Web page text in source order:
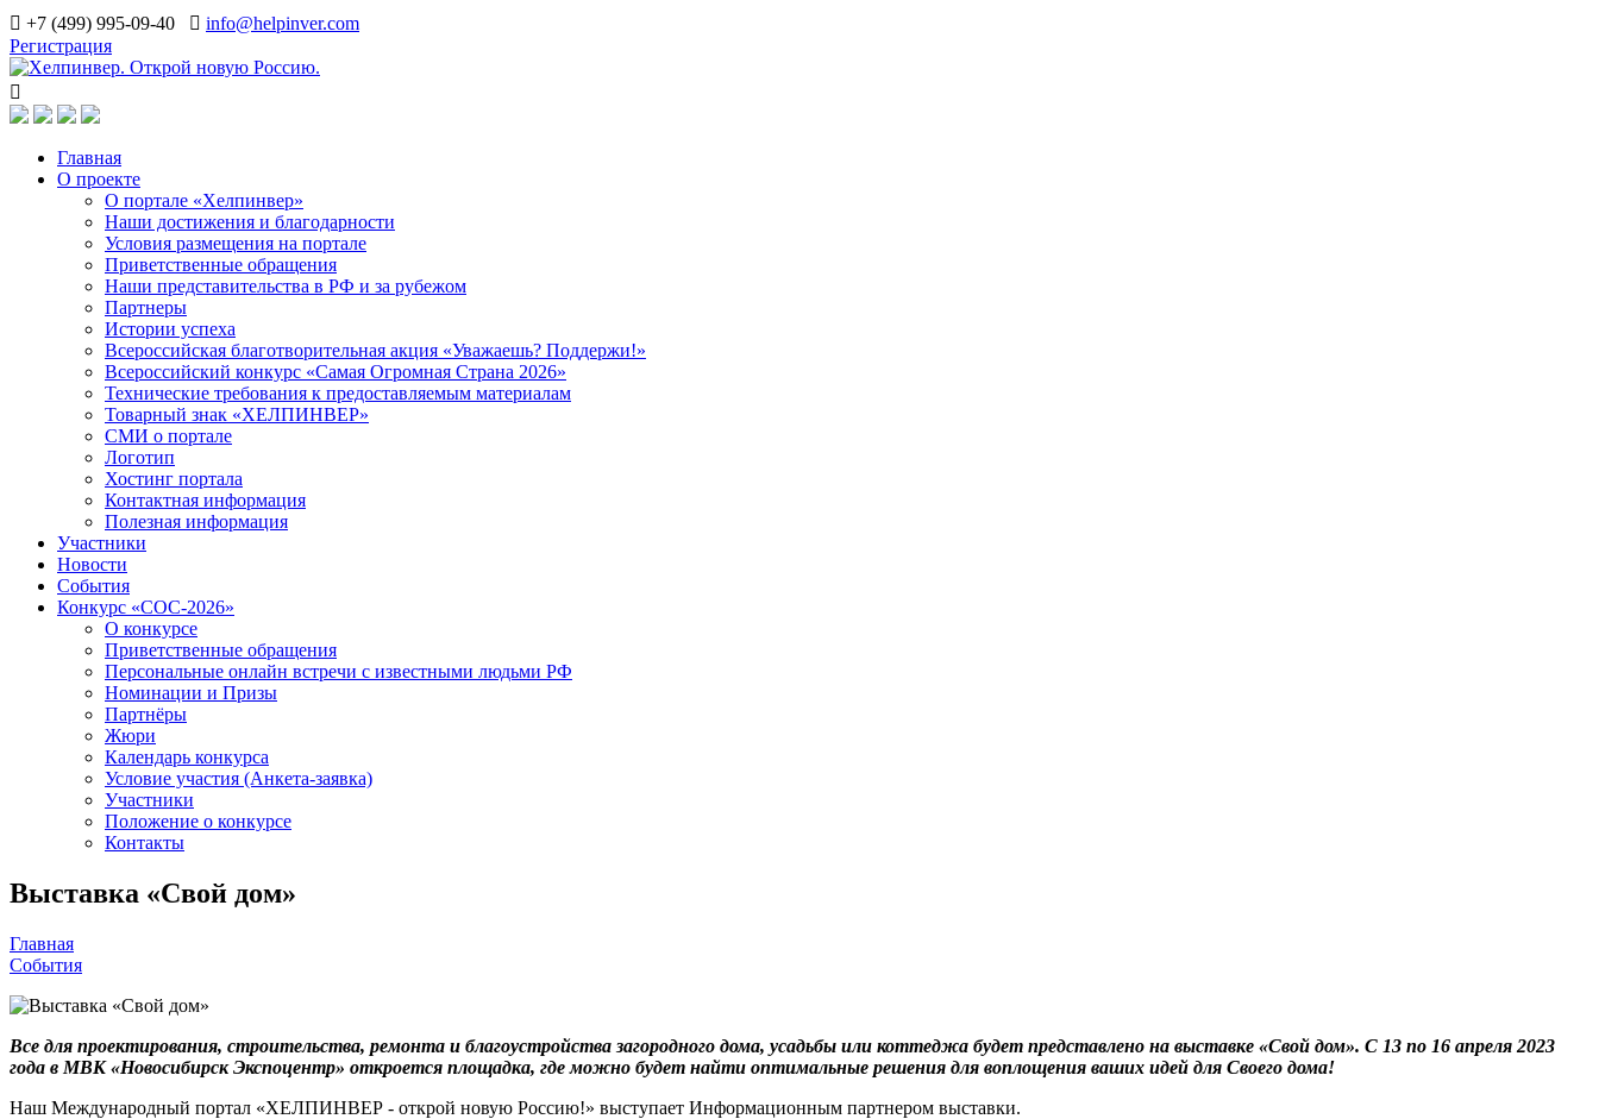
+7 (499) 995-09-40
info@helpinver.com
Регистрация
Главная
О проекте
О портале «Хелпинвер»
Наши достижения и благодарности
Условия размещения на портале
Приветственные обращения
Наши представительства в РФ и за рубежом
Партнеры
Истории успеха
Всероссийская благотворительная акция «Уважаешь? Поддержи!»
Всероссийский конкурс «Самая Огромная Страна 2026»
Технические требования к предоставляемым материалам
Товарный знак «ХЕЛПИНВЕР»
СМИ о портале
Логотип
Хостинг портала
Контактная информация
Полезная информация
Участники
Новости
События
Конкурс «СОС-2026»
О конкурсе
Приветственные обращения
Персональные онлайн встречи с известными людьми РФ
Номинации и Призы
Партнёры
Жюри
Календарь конкурса
Условие участия (Анкета-заявка)
Участники
Положение о конкурсе
Контакты
Выставка «Свой дом»
Главная
События
Все для проектирования, строительства, ремонта и благоустройства загородного дома, усадьбы или коттеджа будет представлено на выставке «Свой дом». С 13 по 16 апреля 2023
года в МВК «Новосибирск Экспоцентр» откроется площадка, где можно будет найти оптимальные решения для воплощения ваших идей для Своего дома!
Наш Международный портал «ХЕЛПИНВЕР - открой новую Россию!» выступает Информационным партнером выставки.